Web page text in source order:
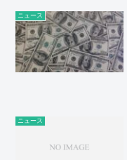
ニュース
ニュース